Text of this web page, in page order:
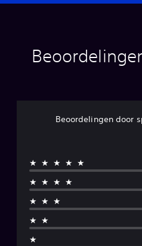
Beoordelingen door
★★★★★
★★★★
★★★
★★
★